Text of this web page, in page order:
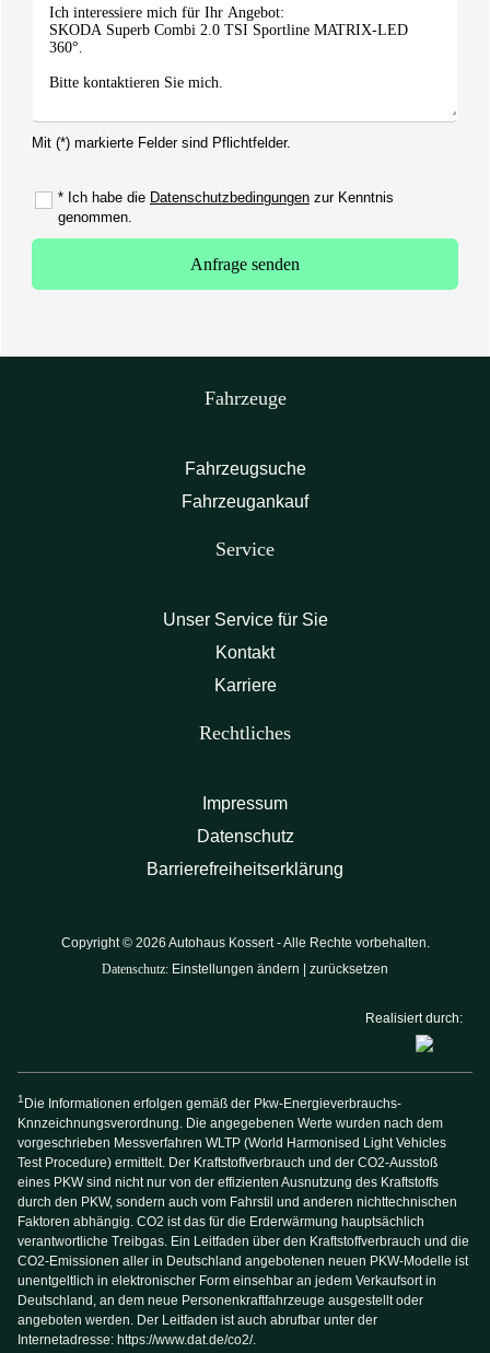
Mit (*) markierte Felder sind Pflichtfelder.
* Ich habe die Datenschutzbedingungenzur Kenntnis
genommen.
Anfrage senden
Fahrzeuge
Fahrzeugsuche
Fahrzeugankauf
Service
Unser Service für Sie
Kontakt
Karriere
Rechtliches
Impressum
Datenschutz
Barrierefreiheitserklärung
Copyright © 2026 Autohaus Kossert - Alle Rechte vorbehalten.
Datenschutz: Einstellungen ändern | zurücksetzen
Realisiert durch:
1 Die Informationen erfolgen gemäß der Pkw-Energieverbrauchs-
Knnzeichnungsverordnung. Die angegebenen Werte wurden nach dem
vorgeschrieben Messverfahren WLTP (World Harmonised Light Vehicles
Test Procedure) ermittelt. Der Kraftstoffverbrauch und der CO2-Ausstoß
eines PKW sind nicht nur von der effizienten Ausnutzung des Kraftstoffs
durch den PKW, sondern auch vom Fahrstil und anderen nichttechnischen
Faktoren abhängig. CO2 ist das für die Erderwärmung hauptsächlich
verantwortliche Treibgas. Ein Leitfaden über den Kraftstoffverbrauch und die
CO2-Emissionen aller in Deutschland angebotenen neuen PKW-Modelle ist
unentgeltlich in elektronischer Form einsehbar an jedem Verkaufsort in
Deutschland, an dem neue Personenkraftfahrzeuge ausgestellt oder
angeboten werden. Der Leitfaden ist auch abrufbar unter der
Internetadresse: https://www.dat.de/co2/.